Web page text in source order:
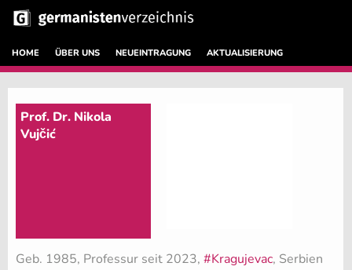
HOME ÜBER UNS NEUEINTRAGUNG AKTUALISIERUNG
Prof. Dr. Nikola
Vujčić
Geb. 1985, Professur seit 2023, #Kragujevac, Serbien